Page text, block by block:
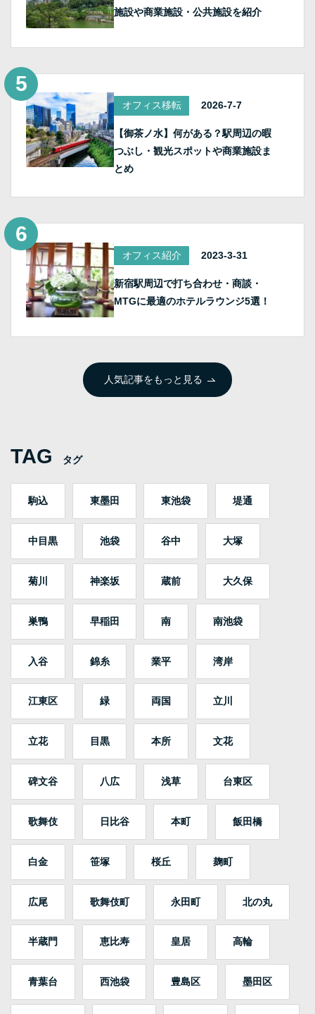
施設や商業施設・公共施設を紹介
オフィス移転 2026-7-7
【御茶ノ水】何がある？駅周辺の暇
つぶし・観光スポットや商業施設ま
とめ
オフィス紹介 2023-3-31
新宿駅周辺で打ち合わせ・商談・
MTGに最適のホテルラウンジ5選！
人気記事をもっと見る
TAG タグ
駒込 東墨田 東池袋 堤通
中目黒 池袋 谷中 大塚
菊川 神楽坂 蔵前 大久保
巣鴨 早稲田 南 南池袋
入谷 錦糸 業平 湾岸
江東区 緑 両国 立川
立花 目黒 本所 文花
碑文谷 八広 浅草 台東区
歌舞伎 日比谷 本町 飯田橋
白金 笹塚 桜丘 麹町
広尾 歌舞伎町 永田町 北の丸
半蔵門 恵比寿 皇居 高輪
青葉台 西池袋 豊島区 墨田区